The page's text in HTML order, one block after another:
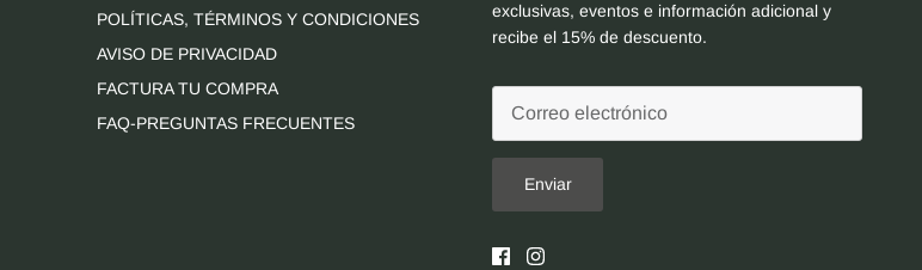
POLÍTICAS, TÉRMINOS Y CONDICIONES
AVISO DE PRIVACIDAD
FACTURA TU COMPRA
FAQ-PREGUNTAS FRECUENTES
exclusivas, eventos e información adicional y
recibe el 15% de descuento.
Enviar